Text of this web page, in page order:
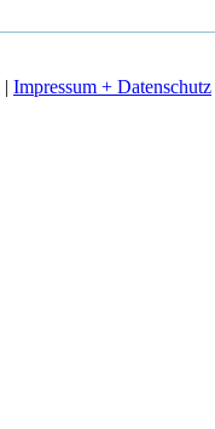
| Impressum + Datenschutz